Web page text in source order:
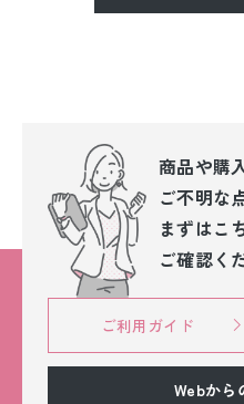
商品や購
ご不明な
まずはこ
ご確認く
ご利用ガイド
Webから